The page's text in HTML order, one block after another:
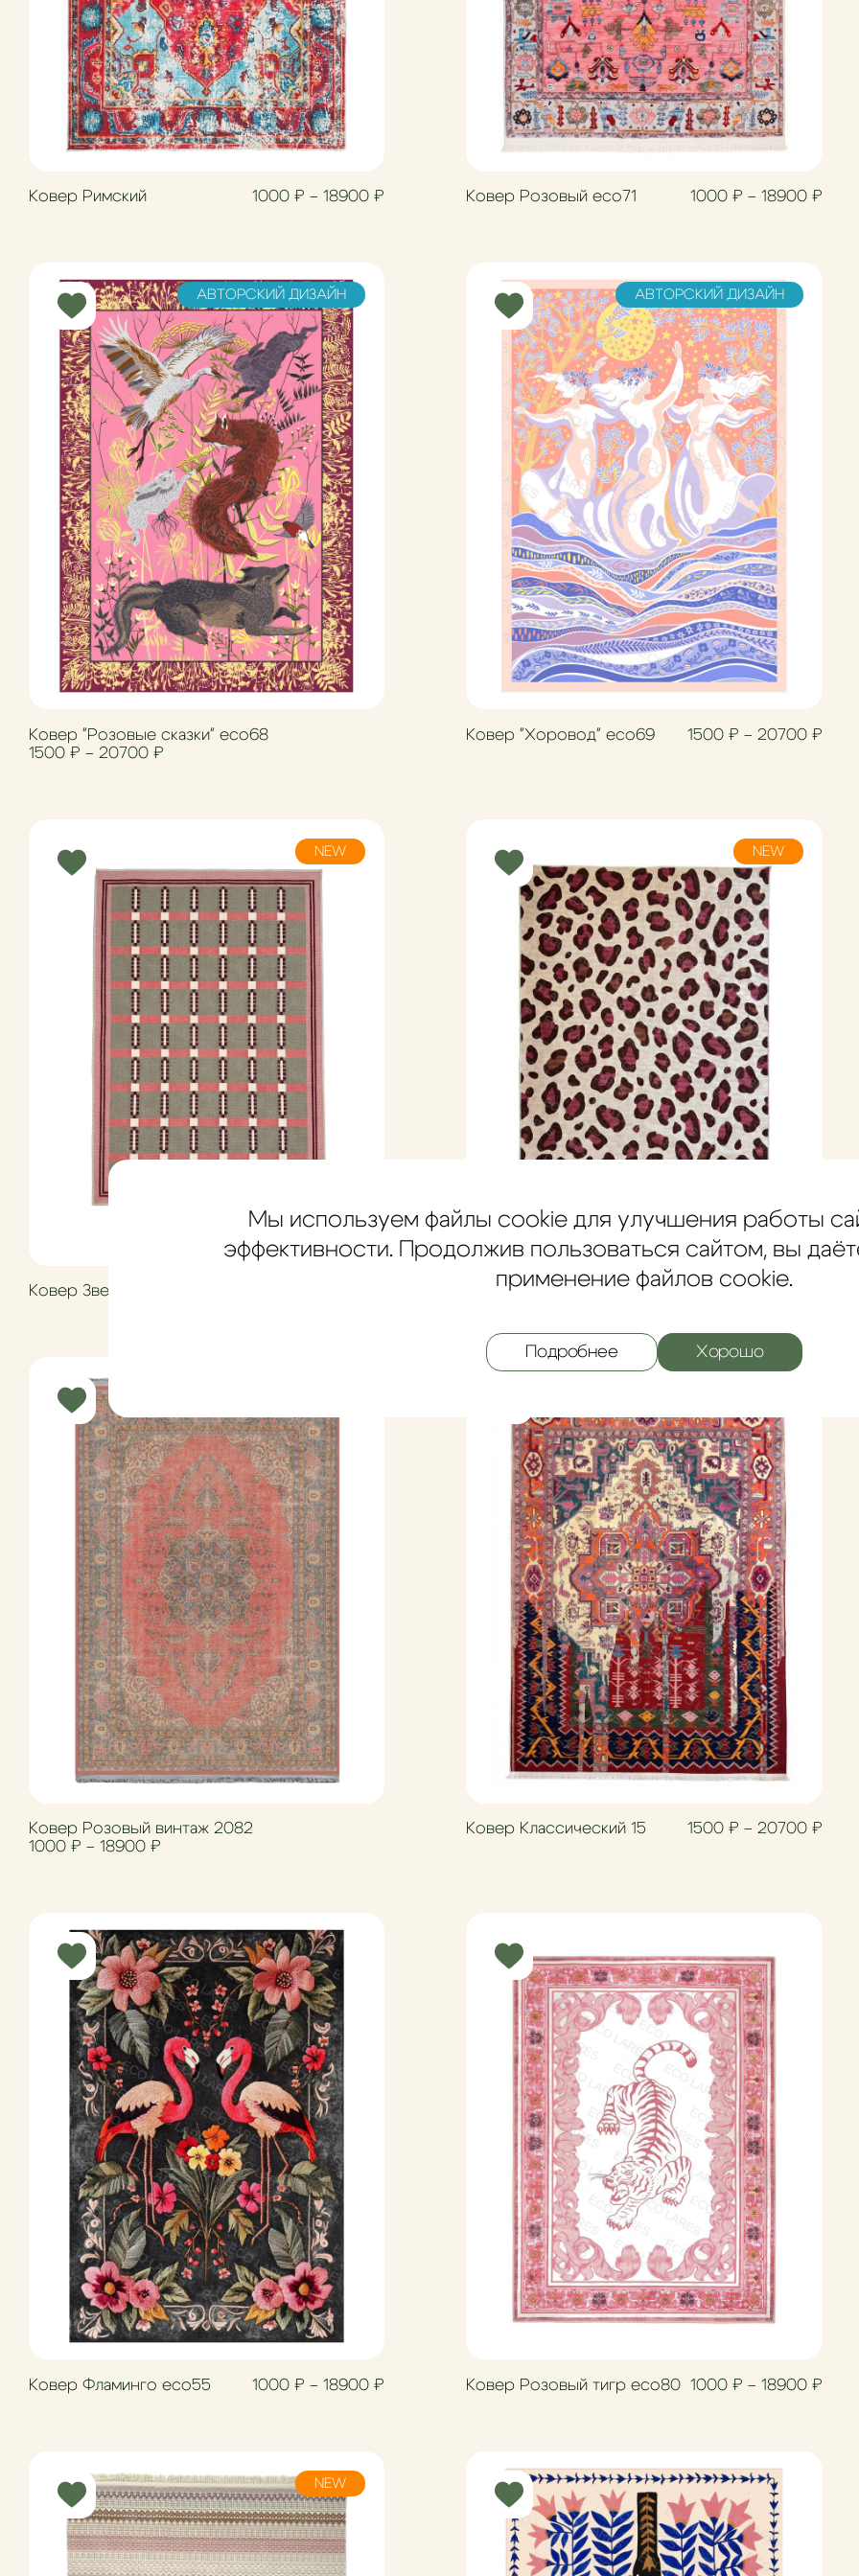
Ковер Римский 1000₽ – 18900₽ Диапазон цен: 1000 ₽ – 18900 ₽
Ковер Розовый eco71 1000 ₽ – 18900 ₽
Ковер "Розовые сказки" eco68
1500 ₽ – 20700 ₽
АВТОРСКИЙ ДИЗАЙН
Ковер "Хоровод" eco69 1500 ₽ – 20700 ₽
АВТОРСКИЙ ДИЗАЙН
Ковер Звенья Диапазон цен: 1000 ₽ – 18900 ₽
NEW
Ковер Фуксия 0 ₽ – 18900
NEW
Ковер Розовый винтаж 2082
1000 ₽ – 18900 ₽
Ковер Классический 15 1500 ₽ – 20700 ₽
Ковер Фламинго eco55 1000₽ – 18900₽ Диапазон цен: 1000 ₽ – 18900 ₽
Ковер Розовый тигр eco80 1000 ₽ – 18900 ₽
NEW
Мы используем файлы cookie для улучшения работы
эффективности. Продолжив пользоваться сайтом, вы
применение файлов cookie.
Подробнее Хорошо